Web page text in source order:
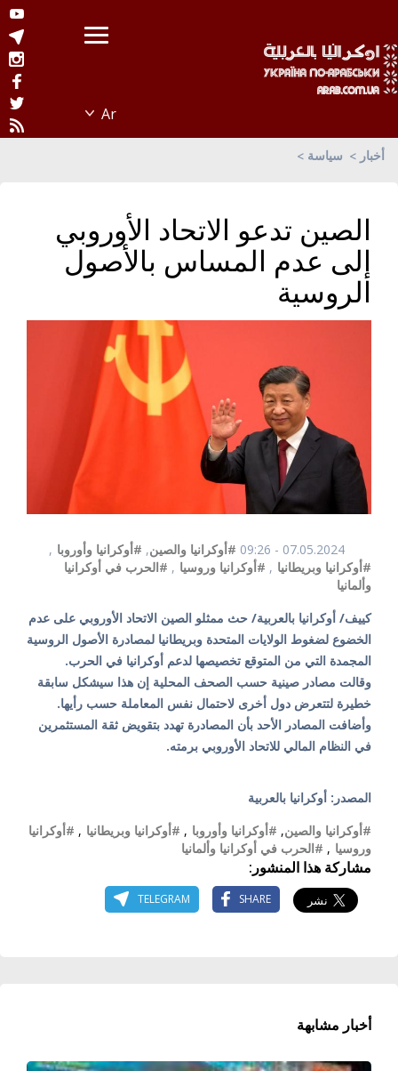
أخبار سياسة
الصين تدعو الاتحاد الأوروبي
إلى عدم المساس بالأصول
الروسية
07.05.2024 - 09:26 #أوكرانيا والصين, #أوكرانيا وأوروبا ,
#أوكرانيا وبريطانيا , #أوكرانيا وروسيا , #الحرب في أوكرانيا
وألمانيا
كييف/ أوكرانيا بالعربية/ حث ممثلو الصين الاتحاد الأوروبي على عدم
الخضوع لضغوط الولايات المتحدة وبريطانيا لمصادرة الأصول الروسية
المجمدة التي من المتوقع تخصيصها لدعم أوكرانيا في الحرب.
وقالت مصادر صينية حسب الصحف المحلية إن هذا سيشكل سابقة
خطيرة لتتعرض دول أخرى لاحتمال نفس المعاملة حسب رأيها.
وأضافت المصادر الأحد بأن المصادرة تهدد بتقويض ثقة المستثمرين
في النظام المالي للاتحاد الأوروبي برمته.
المصدر: أوكرانيا بالعربية
#أوكرانيا والصين, #أوكرانيا وأوروبا , #أوكرانيا وبريطانيا , #أوكرانيا
وروسيا , #الحرب في أوكرانيا وألمانيا
مشاركة هذا المنشور:
SHARE
TELEGRAM
أخبار مشابهة